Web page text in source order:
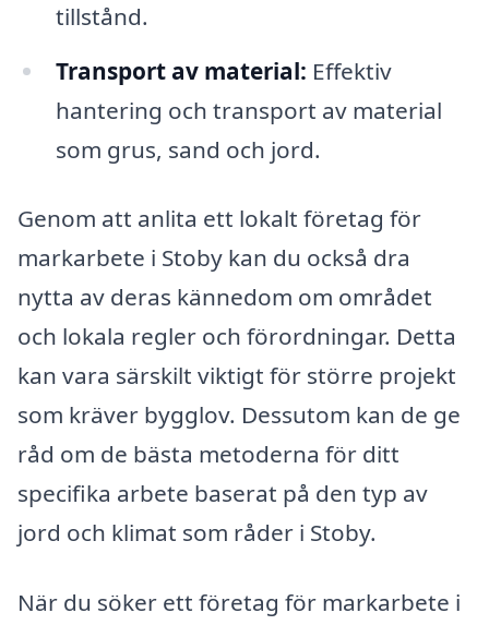
tillstånd.
Transport av material: Effektiv
hantering och transport av material
som grus, sand och jord.
Genom att anlita ett lokalt företag för
markarbete i Stoby kan du också dra
nytta av deras kännedom om området
och lokala regler och förordningar. Detta
kan vara särskilt viktigt för större projekt
som kräver bygglov. Dessutom kan de ge
råd om de bästa metoderna för ditt
specifika arbete baserat på den typ av
jord och klimat som råder i Stoby.
När du söker ett företag för markarbete i